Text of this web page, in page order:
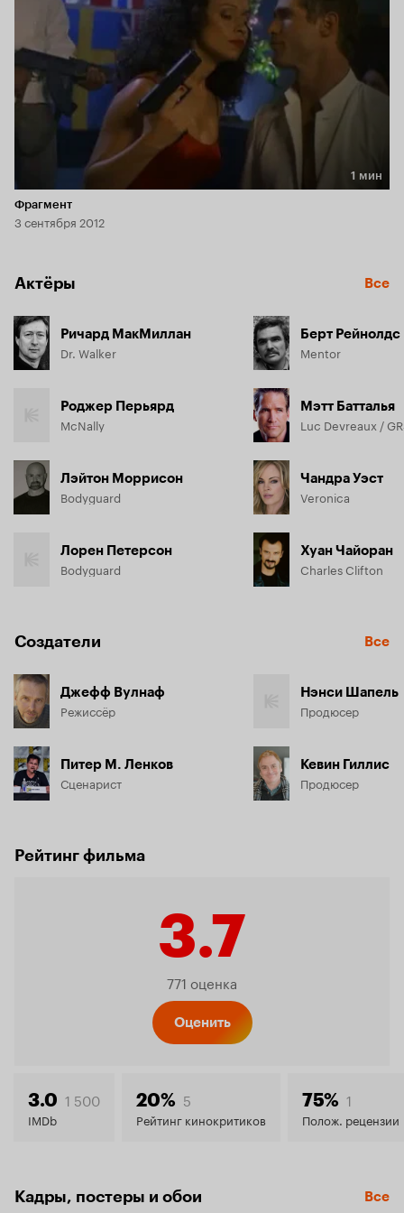
Длительность 1 мин
1 мин
Фрагмент
3 сентября 2012
Актёры Все
Ричард МакМиллан
Dr. Walker
Роджер Перьярд
McNally
Лэйтон Моррисон
Bodyguard
Лорен Петерсон
Bodyguard
Берт Рейнолдс
Mentor
Мэтт Батталья
Luc Devreaux /
Чандра Уэст
Veronica
Хуан Чайоран
Charles Clifton
Создатели Все
Джефф Вулнаф
Режиссёр
Питер М. Ленков
Сценарист
Нэнси Шапель
Продюсер
Кевин Гиллис
Продюсер
Рейтинг фильма
3.7
Рейтинг
3.7
771 оценка
Оценить
3.0 1 500
IMDb
20% 5
Рейтинг кинокритиков
75% 1
Полож. рецензии
Кадры, постеры и обои Все